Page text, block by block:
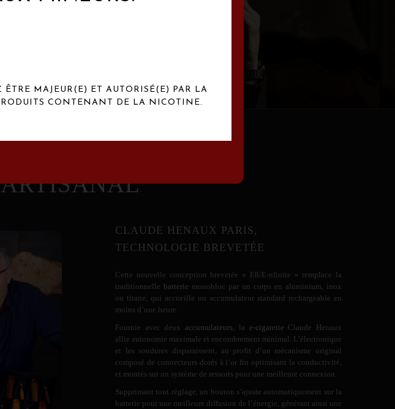
CLAUDE HENAUX PARIS,
TECHNOLOGIE BREVETÉE
Cette nouvelle conception brevetée « E8/E-nfinite » remplace la
traditionnelle batterie monobloc par un corps en aluminium, inox
ou titane, qui accueille un accumulateur standard rechargeable en
moins d’une heure.
Fournie avec deux accumulateurs , la e-cigarette Claude Henaux
allie autonomie maximale et encombrement minimal. L’électronique
et les soudures disparaissent, au profit d’un mécanisme original
composé de connecteurs dorés à l’or fin optimisant la conductivité,
et montés sur un système de ressorts pour une meilleure connexion.
Supprimant tout réglage, un bouton s’ajuste automatiquement sur la
batterie pour une meilleure diffusion de l’énergie, générant ainsi une
MAJEUR(E) ET AUTORISÉ(E) PAR LA
CONTENANT DE LA NICOTINE.